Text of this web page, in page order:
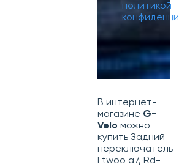
политикой
В интернет-
магазине G-
Velo можно
купить Задний
переключатель
Ltwoo a7, Rd-